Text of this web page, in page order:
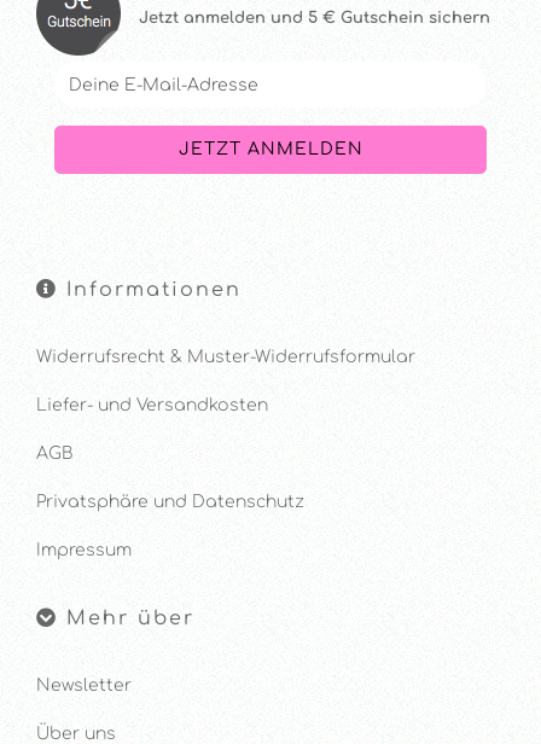
Jetzt anmelden und 5 € Gutschein sichern
Informationen
Widerrufsrecht & Muster-Widerrufsformular
Liefer- und Versandkosten
AGB
Privatsphäre und Datenschutz
Impressum
Mehr über
Newsletter
Über uns